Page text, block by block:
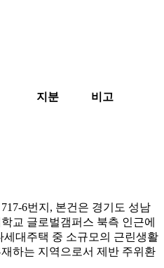
지분
비고
6번지, 본건은 경기도 성남
교 글로벌갬퍼스 북측 인근에
대주택 중 소규모의 근린생활
하는 지역으로서 제반 주위환